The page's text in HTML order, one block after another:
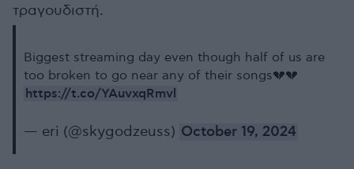
τραγουδιστή.
Biggest streaming day even though half of us are
too broken to go near any of their songs💔💔
https://t.co/YAuvxqRmvl
— eri (@skygodzeuss) October 19, 2024